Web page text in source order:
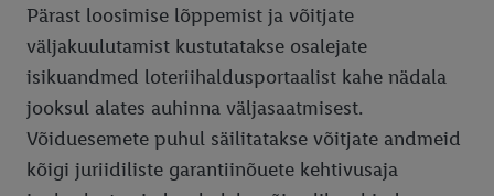
Pärast loosimise lõppemist ja võitjate
väljakuulutamist kustutatakse osalejate
isikuandmed loteriihaldusportaalist kahe nädala
jooksul alates auhinna väljasaatmisest.
Võiduesemete puhul säilitatakse võitjate andmeid
kõigi juriidiliste garantiinõuete kehtivusaja